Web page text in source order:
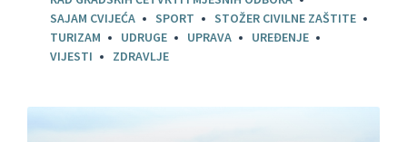
SAJAM CVIJEĆA
SPORT
STOŽER CIVILNE ZAŠTITE
TURIZAM
UDRUGE UPRAVA
UREĐENJE
VIJESTI
ZDRAVLJE
Pročitajte
više